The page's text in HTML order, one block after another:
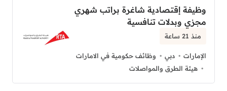
وظيفة إقتصادية شاغرة براتب شهري
مجزي وبدلات تنافسية
منذ 21 ساعة
الإمارات دبي
وظائف حكومية في الامارات
هيئة الطرق والمواصلات